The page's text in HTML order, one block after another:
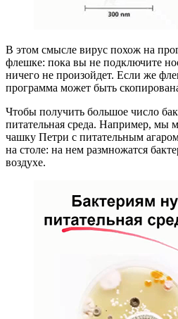
В этом смысле вирус похож на
флешке: пока вы не подключите
ничего не произойдет. Если же
программа может быть
Чтобы получить большое число
питательная среда. Например, мы
чашку Петри с питательным
на столе: на нем размножатся
воздухе.